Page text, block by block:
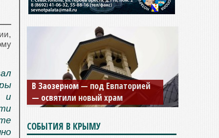
и
В Заозерном — под Евпаторией
— освятили новый храм
Мужской монастырь Косьмы и
Дамиана в Крыму вновь открыт
для посещения
СОБЫТИЯ В КРЫМУ